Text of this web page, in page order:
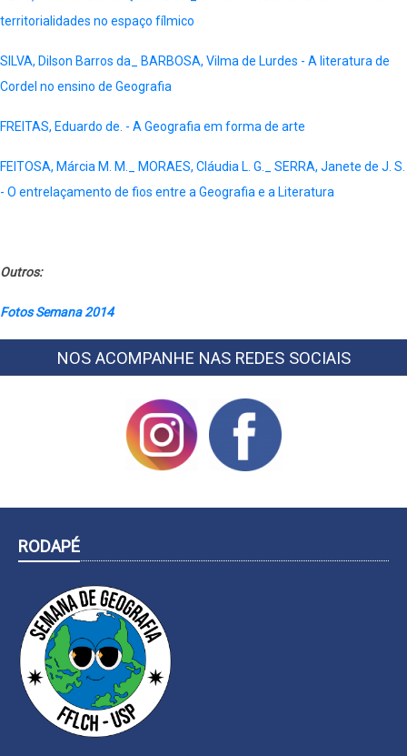
territorialidades no espaço fílmico
SILVA, Dilson Barros da_ BARBOSA, Vilma de Lurdes - A literatura de
Cordel no ensino de Geografia
FREITAS, Eduardo de. - A Geografia em forma de arte
FEITOSA, Márcia M. M._ MORAES, Cláudia L. G._ SERRA, Janete de J. S.
- O entrelaçamento de fios entre a Geografia e a Literatura
Outros:
Fotos Semana 2014
NOS ACOMPANHE NAS REDES SOCIAIS
RODAPÉ